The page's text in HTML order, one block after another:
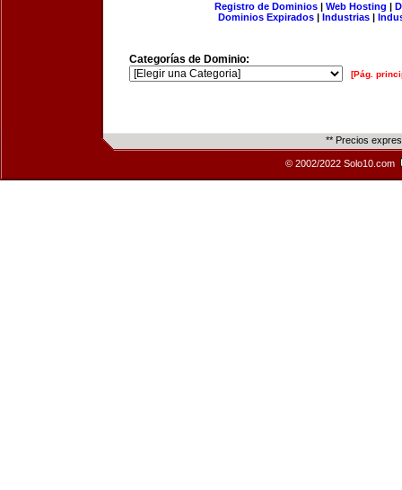
Registro de Dominios| Web Hosting |
Dominios Expirados | Industrias |
Categorías de Dominio:
[Pág.
** Precios
© 2002/2022 Solo10.com